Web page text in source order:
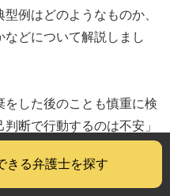
例はどのようなものか、
どについて解説しまし
した後のことも慎重に検
断で行動するのは不安」
ます。
きる弁護士を探す